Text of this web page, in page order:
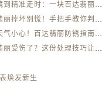
从碎镜到精准走时：一块百达翡丽的重生之路
百达翡丽摔坏别慌！手把手教你判断损伤程度
潮湿天气小心！百达翡丽防锈指南助你安心佩戴
百达翡丽受伤了？这份处理技巧让你省下大几千
焕发新生